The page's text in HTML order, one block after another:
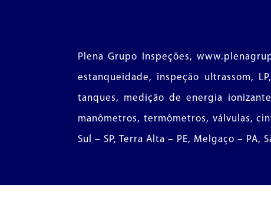
Plena Grupo Inspeções,
estanqueidade, inspeção ultrassom,
tanques, medição de energia
manômetros, termômetros, válvulas,
Sul – SP, Terra Alta – PE, Melgaço – PA,